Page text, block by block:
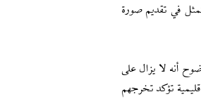
في تقديم صورة
أنه لا يزال على
تؤكد تخرجهم